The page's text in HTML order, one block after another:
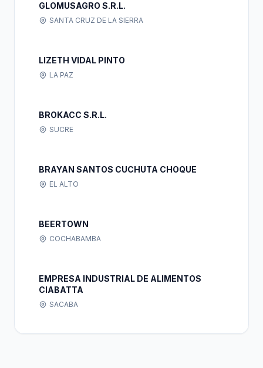
GLOMUSAGRO S.R.L.
SANTA CRUZ DE LA SIERRA
LIZETH VIDAL PINTO
LA PAZ
BROKACC S.R.L.
SUCRE
BRAYAN SANTOS CUCHUTA CHOQUE
EL ALTO
BEERTOWN
COCHABAMBA
EMPRESA INDUSTRIAL DE ALIMENTOS
CIABATTA
SACABA